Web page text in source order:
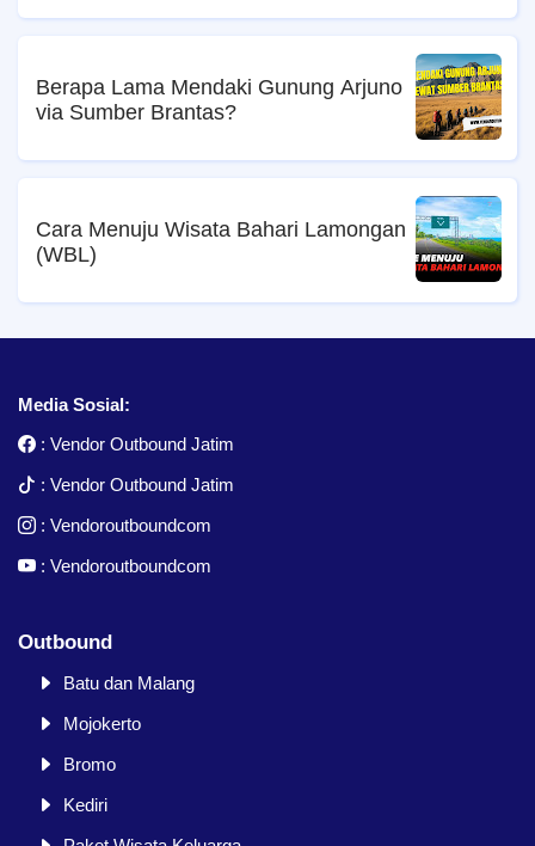
Berapa Lama Mendaki Gunung Arjuno
via Sumber Brantas?
Cara Menuju Wisata Bahari Lamongan
(WBL)
Media Sosial:
: Vendor Outbound Jatim
: Vendor Outbound Jatim
: Vendoroutboundcom
: Vendoroutboundcom
Outbound
Batu dan Malang
Mojokerto
Bromo
Kediri